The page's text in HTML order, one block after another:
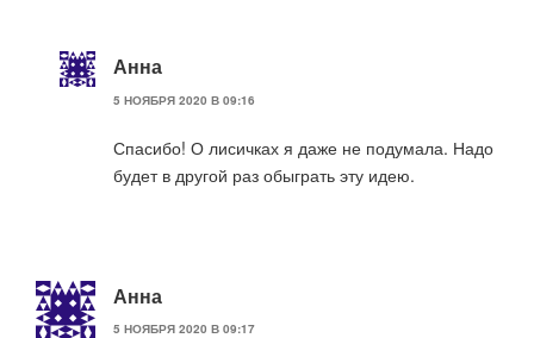
Анна
5 НОЯБРЯ 2020 В 09:16
Спасибо! О лисичках я даже не подумала. Надо
будет в другой раз обыграть эту идею.
Анна
5 НОЯБРЯ 2020 В 09:17